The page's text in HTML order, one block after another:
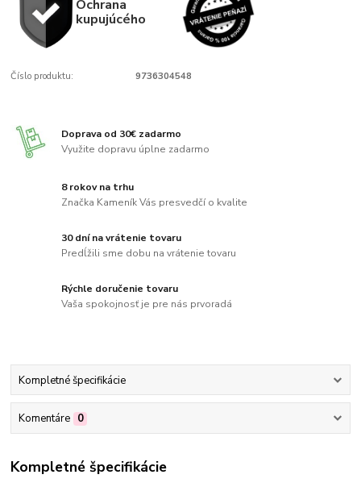
Ochrana
kupujúcého
Číslo produktu: 9736304548
Doprava od 30€ zadarmo
Využite dopravu úplne zadarmo
8 rokov na trhu
Značka Kameník Vás presvedčí o kvalite
30 dní na vrátenie tovaru
Predĺžili sme dobu na vrátenie tovaru
Rýchle doručenie tovaru
Vaša spokojnosť je pre nás prvoradá
Kompletné špecifikácie
Komentáre 0
Kompletné špecifikácie